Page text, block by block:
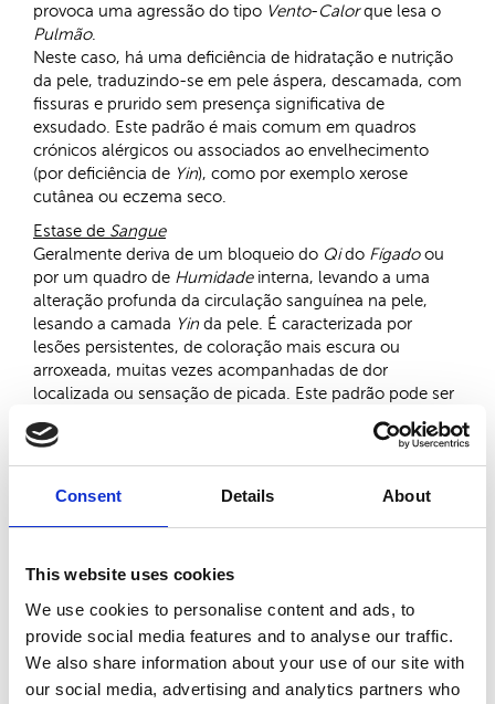
Consent Details About
This website uses cookies
We use cookies to personalise content and ads, to
provide social media features and to analyse our traffic.
We also share information about your use of our site with
our social media, advertising and analytics partners who
provoca uma agressão do tipo Vento-Calorque lesa o
Pulmão.
Neste caso, há uma deficiência de hidratação e nutrição
da pele, traduzindo-se em pele áspera, descamada, com
fissuras e prurido sem presença significativa de
exsudado. Este padrão é mais comum em quadros
crónicos alérgicos ou associados ao envelhecimento
(por deficiência de Yin), como por exemplo xerose
cutânea ou eczema seco.
Estase de Sangue
Geralmente deriva de um bloqueio do Qido Fígadoou
por um quadro de Humidadeinterna, levando a uma
alteração profunda da circulação sanguínea na pele,
lesando a camada Yin da pele. É caracterizada por
lesões persistentes, de coloração mais escura ou
arroxeada, muitas vezes acompanhadas de dor
localizada ou sensação de picada. Este padrão pode ser
lesões cutâneas de longa duração.
Compromete a nutrição e a proteção da pele, levando a
dermatite atópica ou em peles muito sensíveis e reativas.
Tratar a pele através do Método Pedro Choy
O Método Pedro Choy é o resultado de 40 anos de
prática clínica única por parte do seu criador, o Dr. Pedro